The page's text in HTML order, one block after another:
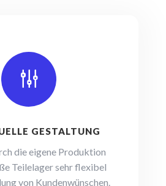
g
GESTALTUNG
die eigene Produktion
Teilelagersehr flexibel
von Kundenwünschen.